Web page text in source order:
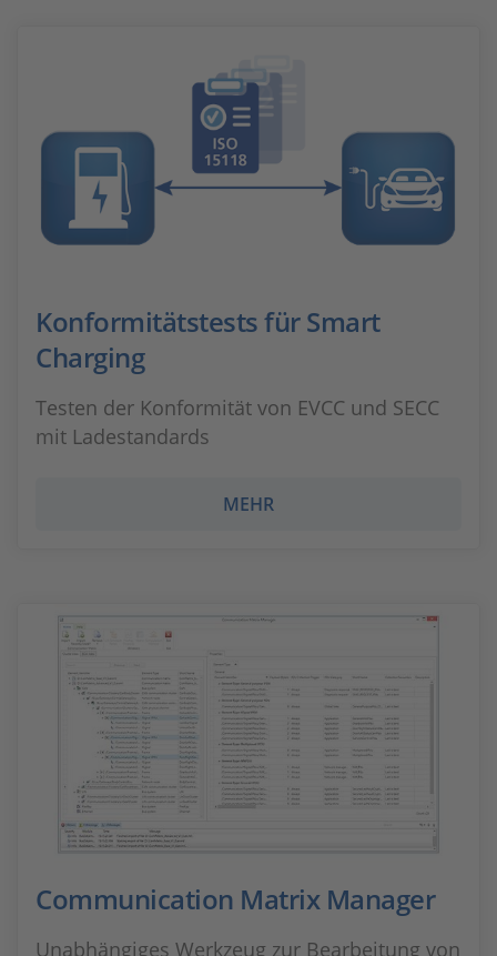
Konformitätstests für Smart
Charging
Testen der Konformität von EVCC und SECC
mit Ladestandards
MEHR
Communication Matrix Manager
Unabhängiges Werkzeug zur Bearbeitung von